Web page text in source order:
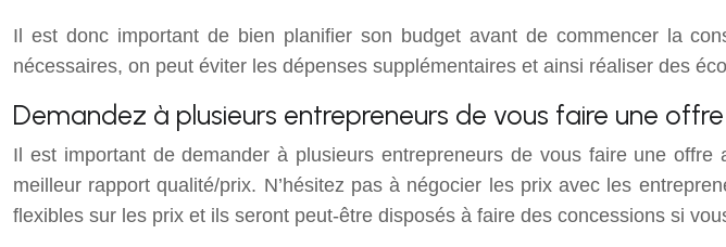
Il est donc important de bien planifier son budget avant de commencer la
nécessaires, on peut éviter les dépenses supplémentaires et ainsi réaliser des
Demandez à plusieurs entrepreneurs de vous faire une offre
Il est important de demander à plusieurs entrepreneurs de vous faire une
meilleur rapport qualité/prix. N’hésitez pas à négocier les prix avec les
flexibles sur les prix et ils seront peut-être disposés à faire des concessions si